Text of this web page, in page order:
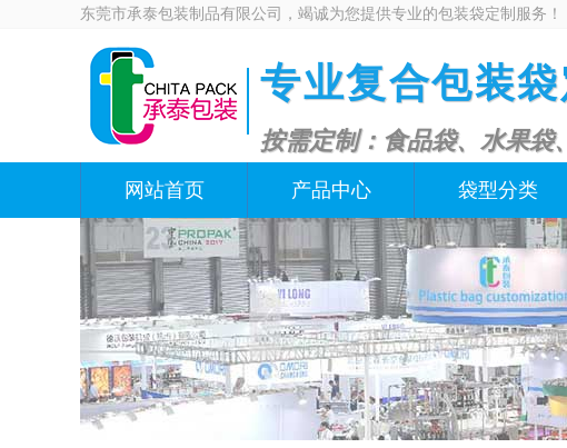
东莞市承泰包装制品有限公司，竭诚为您提供专业的包装袋定制服务！
专业复合包装
按需定制：食品袋、水果袋
网站首页 产品中心 袋型分类